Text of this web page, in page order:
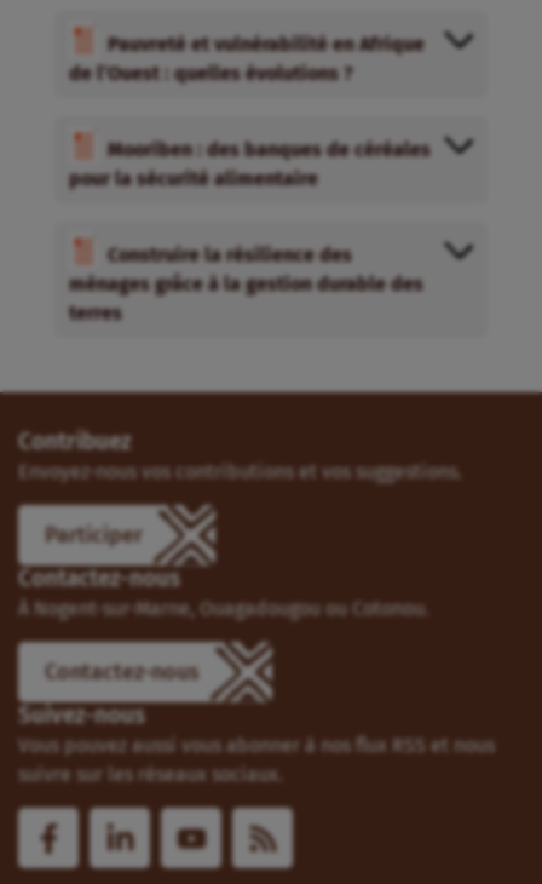
Pauvreté et vulnérabilité en Afrique
de l’Ouest : quelles évolutions ?
Mooriben : des banques de céréales
pour la sécurité alimentaire
Construire la résilience des
ménages grâce à la gestion durable des
terres
Contribuez
Envoyez-nous vos contributions et vos suggestions.
Participer
Contactez-nous
À Nogent-sur-Marne, Ouagadougou ou Cotonou.
Contactez-nous
Suivez-nous
Vous pouvez aussi vous abonner à nos flux RSS et nous
suivre sur les réseaux sociaux.